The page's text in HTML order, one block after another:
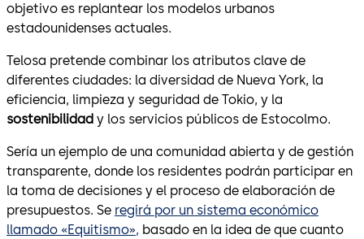
objetivo es replantear los modelos urbanos
estadounidenses actuales.
Telosa pretende combinar los atributos clave de
diferentes ciudades: la diversidad de Nueva York, la
eficiencia, limpieza y seguridad de Tokio, y la
sostenibilidad y los servicios públicos de Estocolmo.
Sería un ejemplo de una comunidad abierta y de gestión
transparente, donde los residentes podrán participar en
la toma de decisiones y el proceso de elaboración de
presupuestos. Se regirá por un sistema económico
llamado «Equitismo», basado en la idea de que cuanto